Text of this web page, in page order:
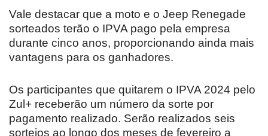
Vale destacar que a moto e o Jeep Renegade
sorteados terão o IPVA pago pela empresa
durante cinco anos, proporcionando ainda mais
vantagens para os ganhadores.
Os participantes que quitarem o IPVA 2024 pelo
Zul+ receberão um número da sorte por
pagamento realizado. Serão realizados seis
sorteios ao longo dos meses de fevereiro a